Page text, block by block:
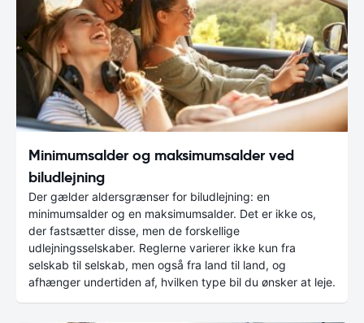
Minimumsalder og maksimumsalder ved
biludlejning
Der gælder aldersgrænser for biludlejning: en
minimumsalder og en maksimumsalder. Det er ikke os,
der fastsætter disse, men de forskellige
udlejningsselskaber. Reglerne varierer ikke kun fra
selskab til selskab, men også fra land til land, og
afhænger undertiden af, hvilken type bil du ønsker at leje.